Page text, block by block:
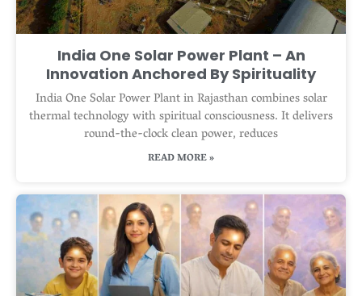
India One Solar Power Plant – An
Innovation Anchored By Spirituality
India One Solar Power Plant in Rajasthan combines solar
thermal technology with spiritual consciousness. It delivers
round-the-clock clean power, reduces
READ MORE »